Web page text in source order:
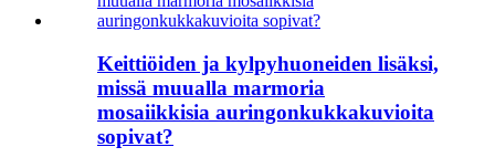
Keittiöiden ja kylpyhuoneiden lisäksi,
missä muualla marmoria
mosaiikkisia auringonkukkakuvioita
sopivat?